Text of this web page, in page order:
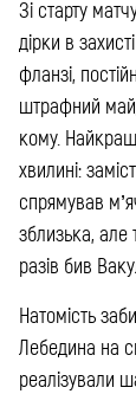
Зі старту
дірки в
фланзі,
штрафний
кому.
хвилині:
спрямував
зблизька, але
разів бив
Натомість
Лебедина на
реалізували